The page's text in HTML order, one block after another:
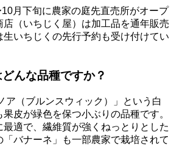
月下旬に農家の庭先直売所がオープ
店（いちじく屋）は加工品を通年販売
生いちじくの先行予約も受け付けてい
んな品種ですか？
ア（ブルンスウィック）」という白
皮が緑色を保つ小ぶりの品種です。
適で、繊維質が強くねっとりとした
バナーネ」も一部農家で栽培されて